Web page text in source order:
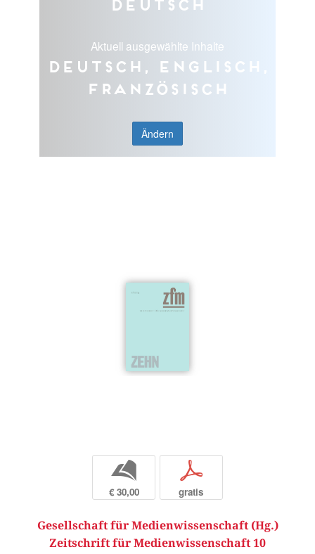
Deutsch
Aktuell ausgewählte Inhalte
Deutsch, Englisch,
Französisch
Ändern
b
€ 30,00
p
gratis
Gesellschaft für Medienwissenschaft (Hg.)
Zeitschrift für Medienwissenschaft 10